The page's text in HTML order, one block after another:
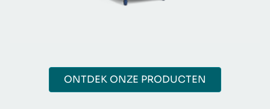
ONTDEK ONZE PRODUCTEN